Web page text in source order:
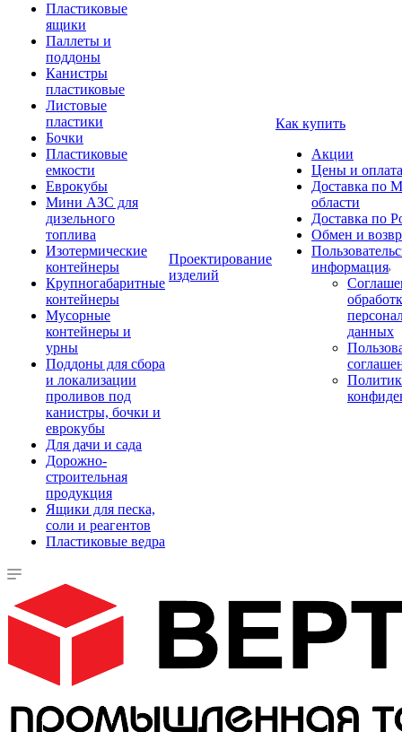
Пластиковые
ящики
Паллеты и
поддоны
Канистры
пластиковые
Листовые
пластики
Бочки
Пластиковые
емкости
Еврокубы
Мини АЗС для
дизельного
топлива
Изотермические
контейнеры
Крупногабаритные
контейнеры
Мусорные
контейнеры и
урны
Поддоны для сбора
и локализации
проливов под
канистры, бочки и
еврокубы
Для дачи и сада
Дорожно-
строительная
продукция
Ящики для песка,
соли и реагентов
Пластиковые ведра
Проектирование
изделий
Как купить
Акции
Цены и оплата
Доставка по
области
Доставка по
Обмен и
информация
данных